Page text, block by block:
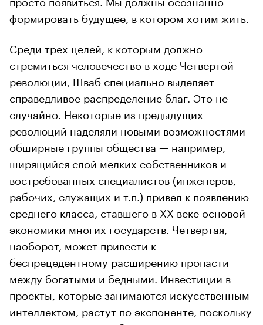
формировать будущее, в котором хотим жить.
Среди трех целей, к которым должно
стремиться человечество в ходе Четвертой
революции, Шваб специально выделяет
справедливое распределение благ. Это не
случайно. Некоторые из предыдущих
революций наделяли новыми возможностями
обширные группы общества — например,
ширящийся слой мелких собственников и
востребованных специалистов (инженеров,
рабочих, служащих и т.п.) привел к появлению
среднего класса, ставшего в ХХ веке основой
экономики многих государств. Четвертая,
наоборот, может привести к
беспрецедентному расширению пропасти
между богатыми и бедными. Инвестиции в
проекты, которые занимаются искусственным
интеллектом, растут по экспоненте, поскольку